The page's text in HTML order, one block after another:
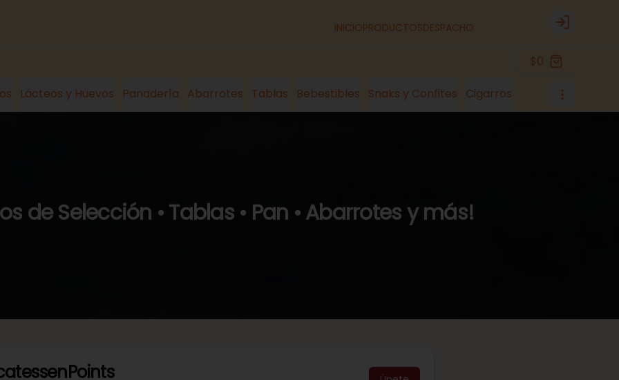
INICIOPRODUCTOSDESPACHO Login
$0
Lácteos y Huevos Panadería Abarrotes Tablas Bebestibles Snaks y Confites Cigarros
de Selección • Tablas • Pan • Abarrotes y más!